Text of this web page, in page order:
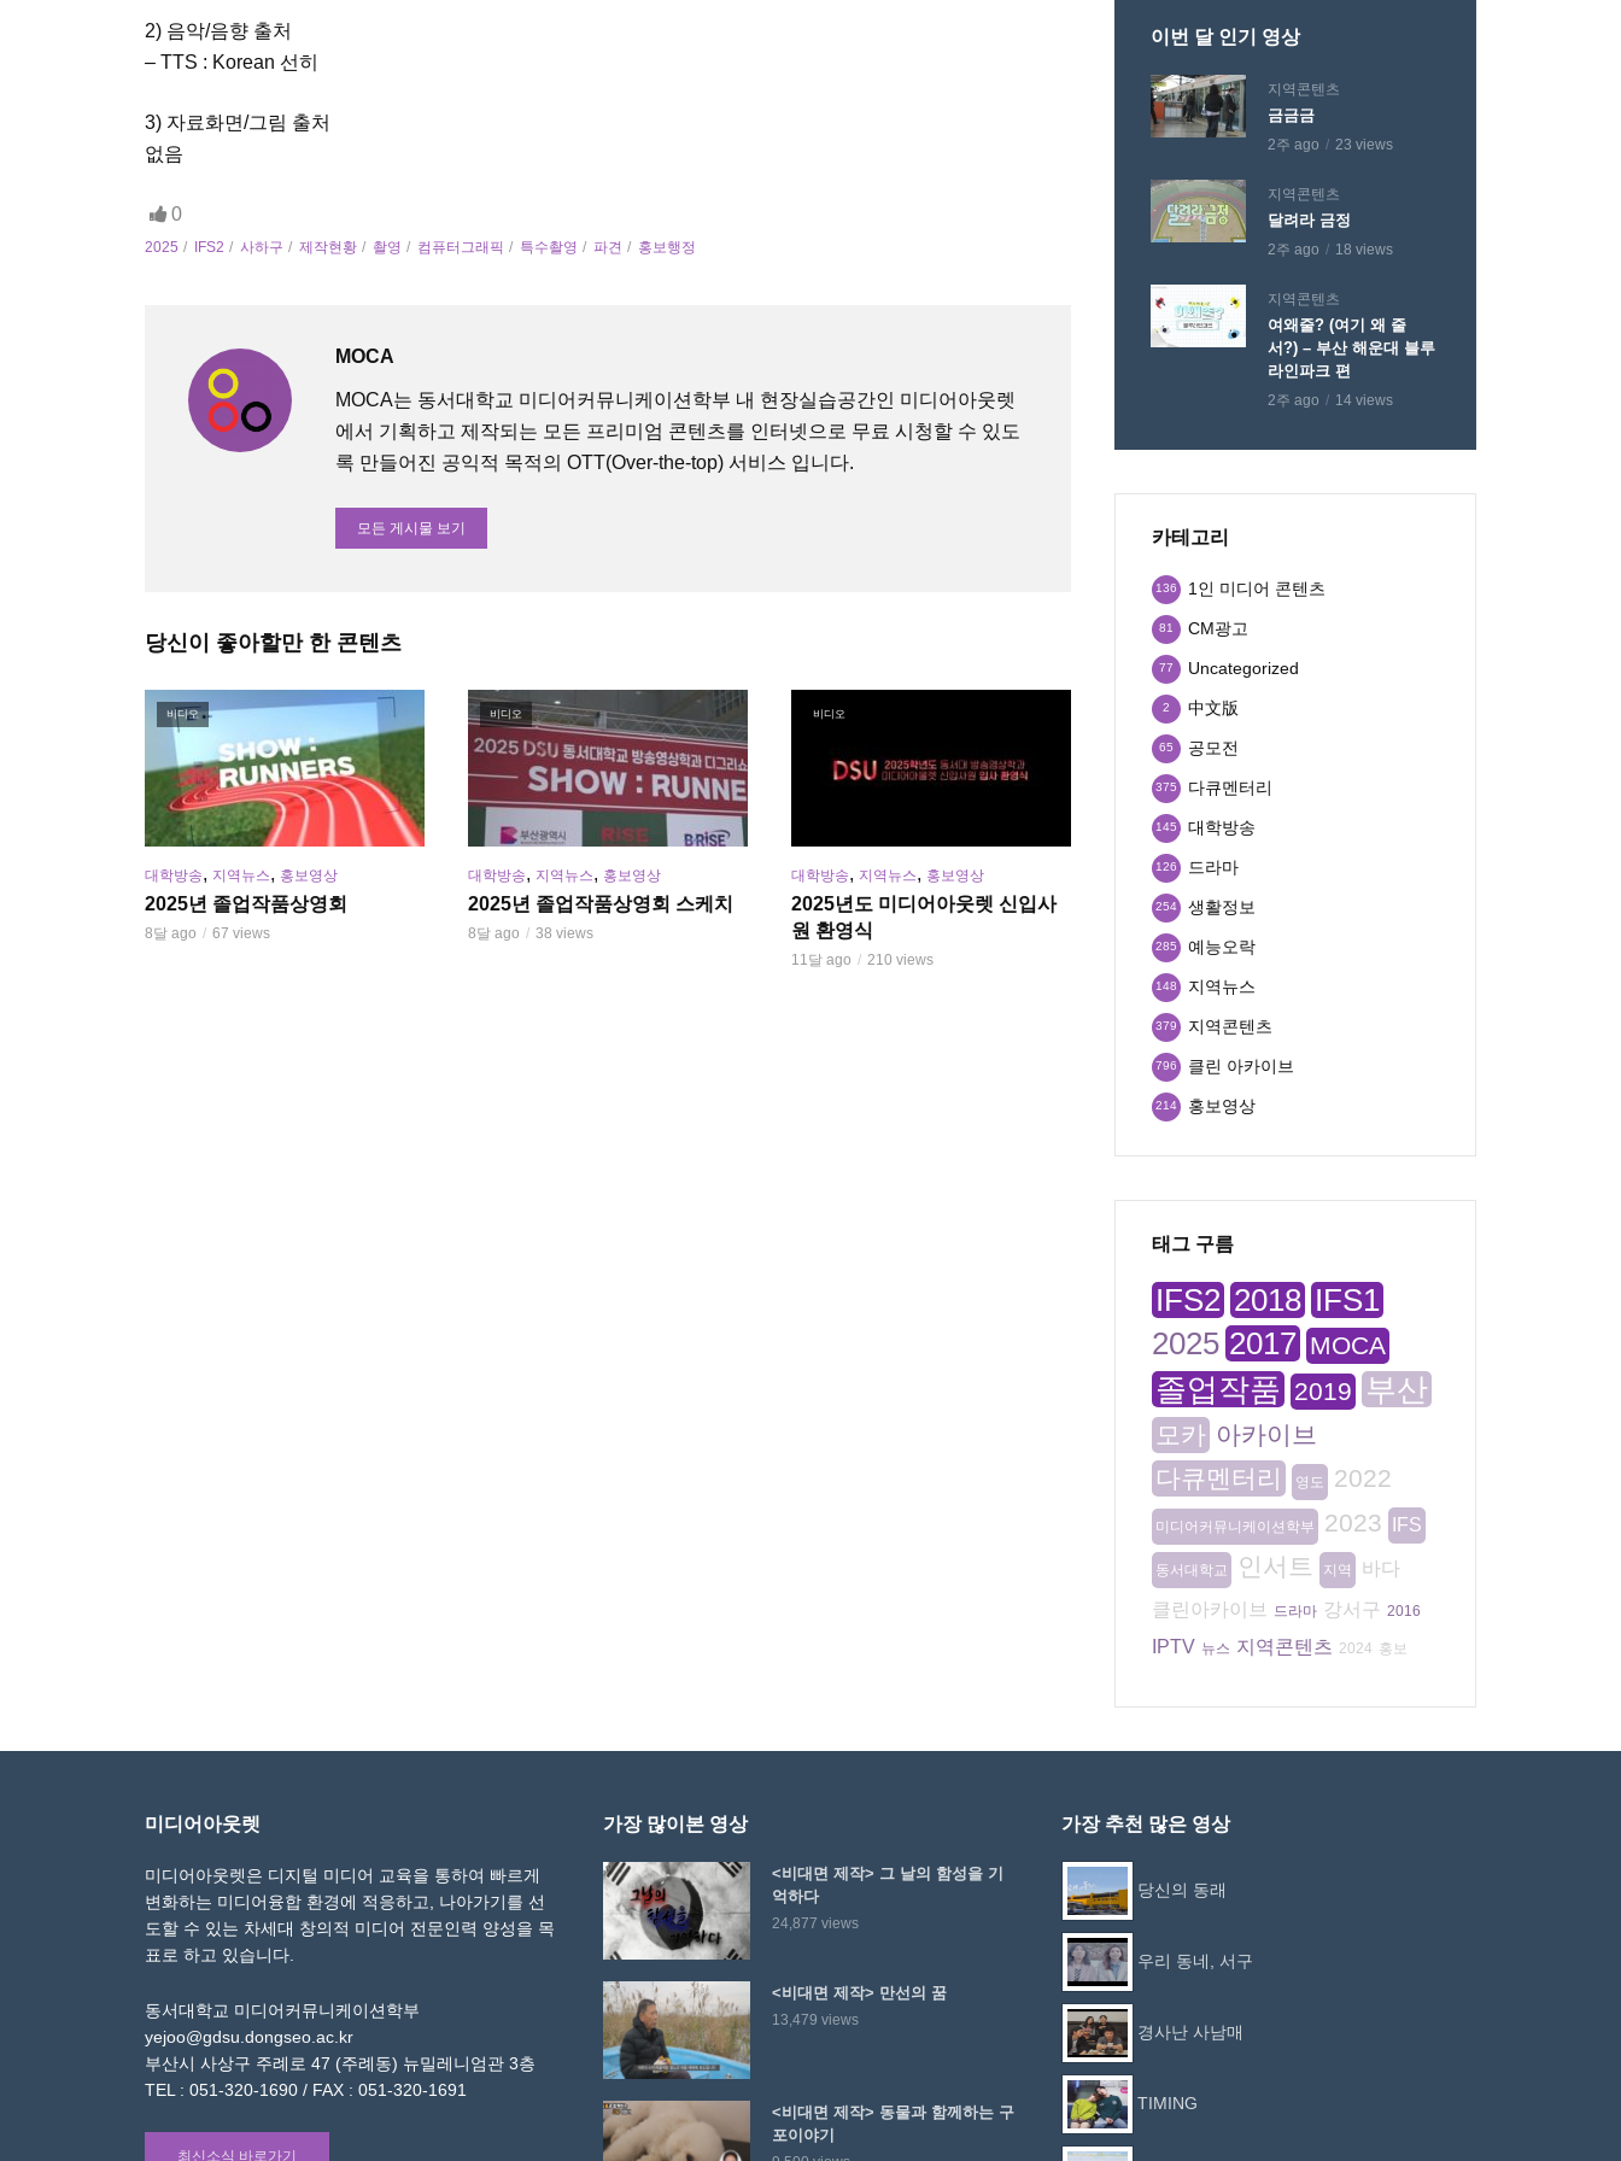
2) 음악/음향 출처
– TTS : Korean 선히
3) 자료화면/그림 출처
없음
0
2025 IFS2 사하구 제작현황 촬영 컴퓨터그래픽 특수촬영 파견 홍보행정
MOCA
MOCA는 동서대학교 미디어커뮤니케이션학부 내 현장실습공간인 미디어아웃렛
에서 기획하고 제작되는 모든 프리미엄 콘텐츠를 인터넷으로 무료 시청할 수 있도
록 만들어진 공익적 목적의 OTT(Over-the-top) 서비스 입니다.
모든 게시물 보기
당신이 좋아할만 한 콘텐츠
비디오
대학방송, 지역뉴스, 홍보영상
2025년 졸업작품상영회
8달 ago 67 views
비디오
대학방송, 지역뉴스, 홍보영상
2025년 졸업작품상영회 스케치
8달 ago 38 views
비디오
대학방송, 지역뉴스, 홍보영상
2025년도 미디어아웃렛 신입사
원 환영식
11달 ago 210 views
이번 달 인기 영상
지역콘텐츠
금금금
2주 ago 23 views
지역콘텐츠
달려라 금정
2주 ago 18 views
지역콘텐츠
여왜줄? (여기 왜 줄
서?) – 부산 해운대 블루
라인파크 편
2주 ago 14 views
카테고리
1인 미디어 콘텐츠
136
CM광고
81
Uncategorized
77
中文版
2
공모전
65
다큐멘터리
375
대학방송
145
드라마
126
생활정보
254
예능오락
285
지역뉴스
148
지역콘텐츠
379
클린 아카이브
796
홍보영상
214
태그 구름
IFS2 2018 IFS1
2025 2017 MOCA
졸업작품 2019 부산
모카 아카이브
다큐멘터리
영도 2022
미디어커뮤니케이션학부 2023 IFS
동서대학교 인서트 지역
바다
클린아카이브
드라마 강서구 2016
IPTV 뉴스 지역콘텐츠 2024 홍보
미디어아웃렛
미디어아웃렛은 디지털 미디어 교육을 통하여 빠르게
변화하는 미디어융합 환경에 적응하고, 나아가기를 선
도할 수 있는 차세대 창의적 미디어 전문인력 양성을 목
표로 하고 있습니다.
동서대학교 미디어커뮤니케이션학부
yejoo@gdsu.dongseo.ac.kr
부산시 사상구 주례로 47 (주례동) 뉴밀레니엄관 3층
TEL : 051-320-1690 / FAX : 051-320-1691
최신소식 바로가기
가장 많이본 영상
<비대면 제작> 그 날의 함성을 기
억하다
24,877 views
<비대면 제작> 만선의 꿈
13,479 views
<비대면 제작> 동물과 함께하는 구
포이야기
가장 추천 많은 영상
당신의 동래
우리 동네, 서구
경사난 사남매
TIMING